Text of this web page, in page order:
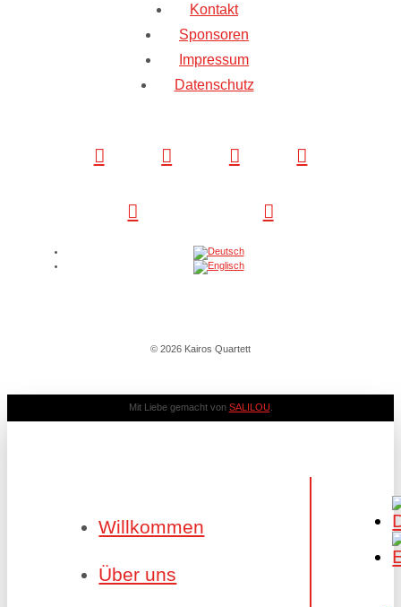
Kontakt
Sponsoren
Impressum
Datenschutz
© 2026 Kairos Quartett
Mit Liebe gemacht von SALILOU
Willkommen
Über uns